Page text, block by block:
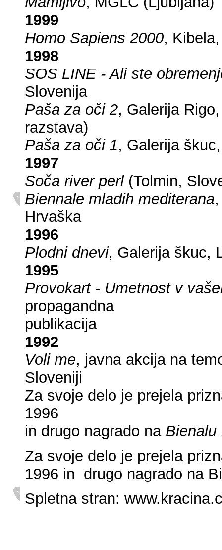
1999
Homo Sapiens 2000,
1998
SOS LINE - Ali ste
Slovenija
Paša za oči 2, Galerija
razstava)
Paša za oči 1, Galerija
1997
Soča river perl (Tolmin,
Biennale mladih mediterana
Hrvaška
1996
Plodni dnevi, Galerija škuc,
1995
Provokart - Umetnost v
propagandna
publikacija
1992
Voli me, javna akcija na
Sloveniji
Za svoje delo je prejela
1996
in drugo nagrado na
Za svoje delo je prejela
1996 in drugo nagrado na
Spletna stran: